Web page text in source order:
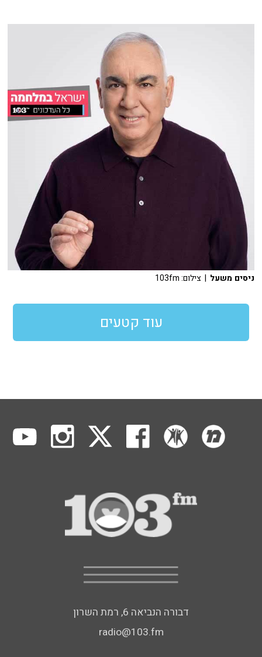
ניסים משעל | צילום: 103fm
עוד קטעים
דבורה הנביאה 6, רמת השרון
radio@103.fm